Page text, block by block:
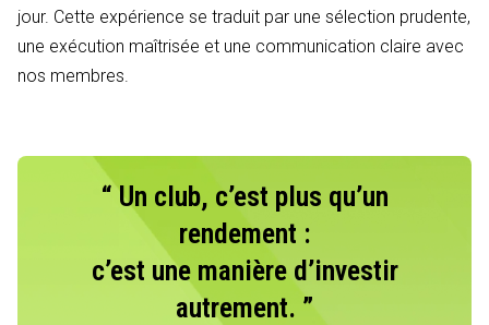
jour. Cette expérience se traduit par une sélection prudente,
une exécution maîtrisée et une communication claire avec
nos membres.
“ Un club, c’est plus qu’un
rendement :
c’est une manière d’investir
autrement. ”